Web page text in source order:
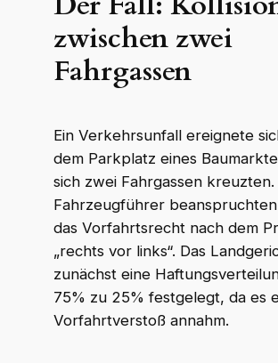
zwischen zwei
Fahrgassen
Ein Verkehrsunfall ereignete
dem Parkplatz eines
sich zwei Fahrgassen kreuzten.
Fahrzeugführer
das Vorfahrtsrecht nach dem
„rechts vor links“. Das
zunächst eine
75% zu 25% festgelegt, da es
Vorfahrtverstoß annahm.